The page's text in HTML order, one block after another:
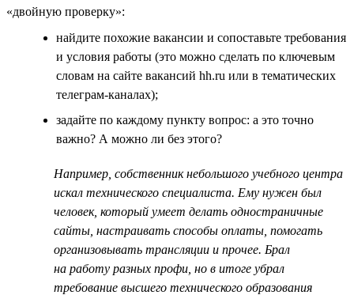
«двойную проверку»:
найдите похожие вакансии и сопоставьте требования
и условия работы (это можно сделать по ключевым
словам на сайте вакансий hh.ru или в тематических
телеграм-каналах);
задайте по каждому пункту вопрос: а это точно
важно? А можно ли без этого?
Например, собственник небольшого учебного центра
искал технического специалиста. Ему нужен был
человек, который умеет делать одностраничные
сайты, настраивать способы оплаты, помогать
организовывать трансляции и прочее. Брал
на работу разных профи, но в итоге убрал
требование высшего технического образования